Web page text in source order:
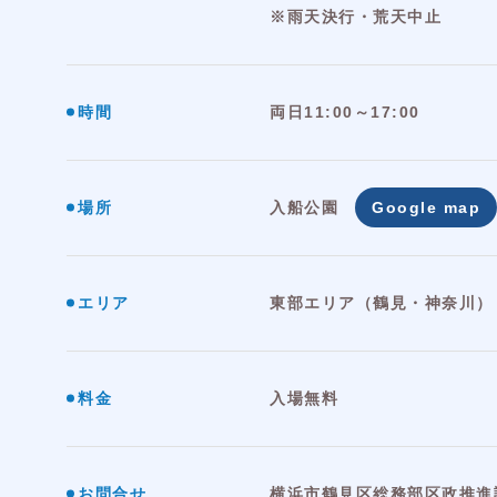
※雨天決行・荒天中止
時間 両日11:00～17:00
場所 入船公園 Google map
エリア 東部エリア（鶴見・神奈川）
料金 入場無料